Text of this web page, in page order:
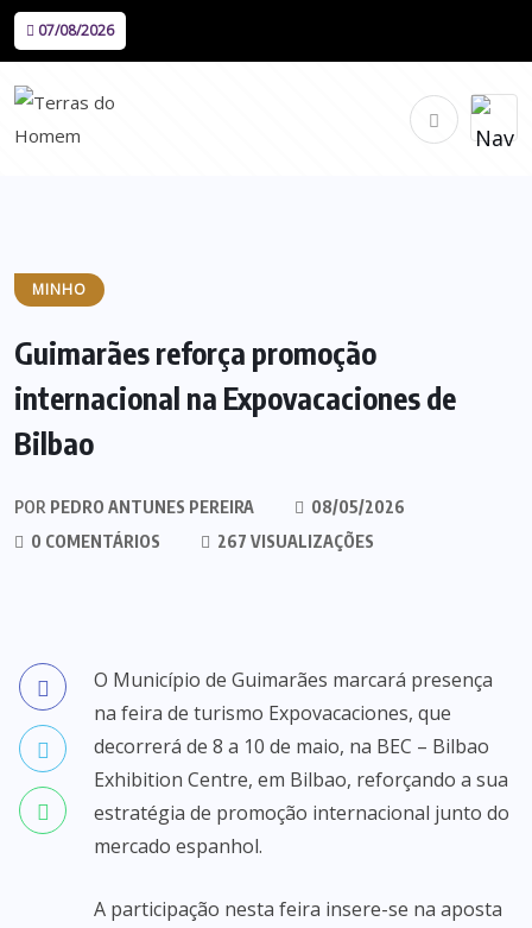
07/08/2026
MINHO
Guimarães reforça promoção
internacional na Expovacaciones de
Bilbao
POR PEDRO ANTUNES PEREIRA
08/05/2026
0 COMENTÁRIOS
267 VISUALIZAÇÕES
O Município de Guimarães marcará presença
na feira de turismo Expovacaciones, que
decorrerá de 8 a 10 de maio, na BEC – Bilbao
Exhibition Centre, em Bilbao, reforçando a sua
estratégia de promoção internacional junto do
mercado espanhol.
A participação nesta feira insere-se na aposta